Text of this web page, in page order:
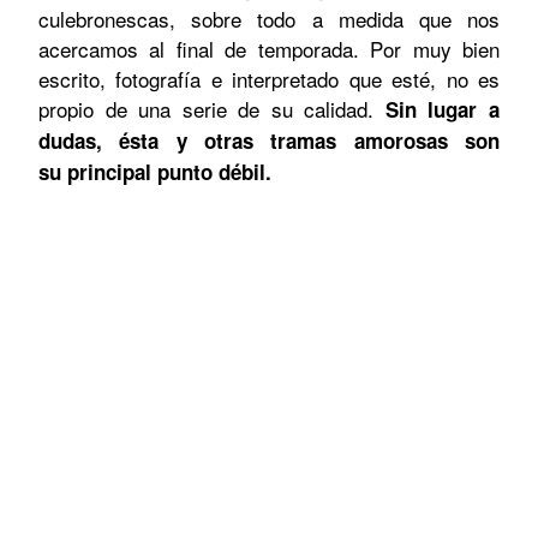
culebronescas, sobre todo a medida que nos
acercamos al final de temporada. Por muy bien
escrito, fotografía e interpretado que esté, no es
propio de una serie de su calidad. Sin lugar a
dudas, ésta y otras tramas amorosas son
su principal punto débil.